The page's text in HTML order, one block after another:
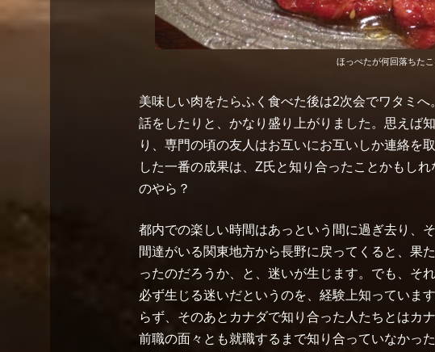
ほっぺたが何回落ちたこ
美味しい肉をたらふく食べた後は2次会でワタミ
話をしたりと、かなり盛り上がりました。思えば
り、専門の頃の友人はお互いにお互いしか連絡を
した一番の成果は、Z氏と知り合ったことかもし
のやら？
都内での楽しい時間はあっという間に過ぎ去り、
間達がいる関東地方から長野に戻ってくると、果
ったのだろうか、と、迷いが生じます。でも、そ
必ず生じる迷いだというのを、経験上知っていま
らず、そのあとカナダで知り合った人たちとはカ
前職の面々とも就職するまで知り合っていなかっ